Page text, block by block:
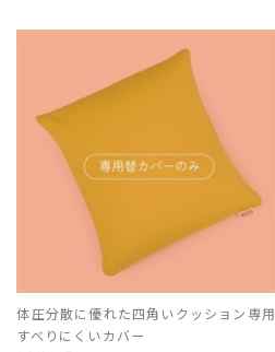
体圧分散に優れた四角いクッション専用
すべりにくいカバー